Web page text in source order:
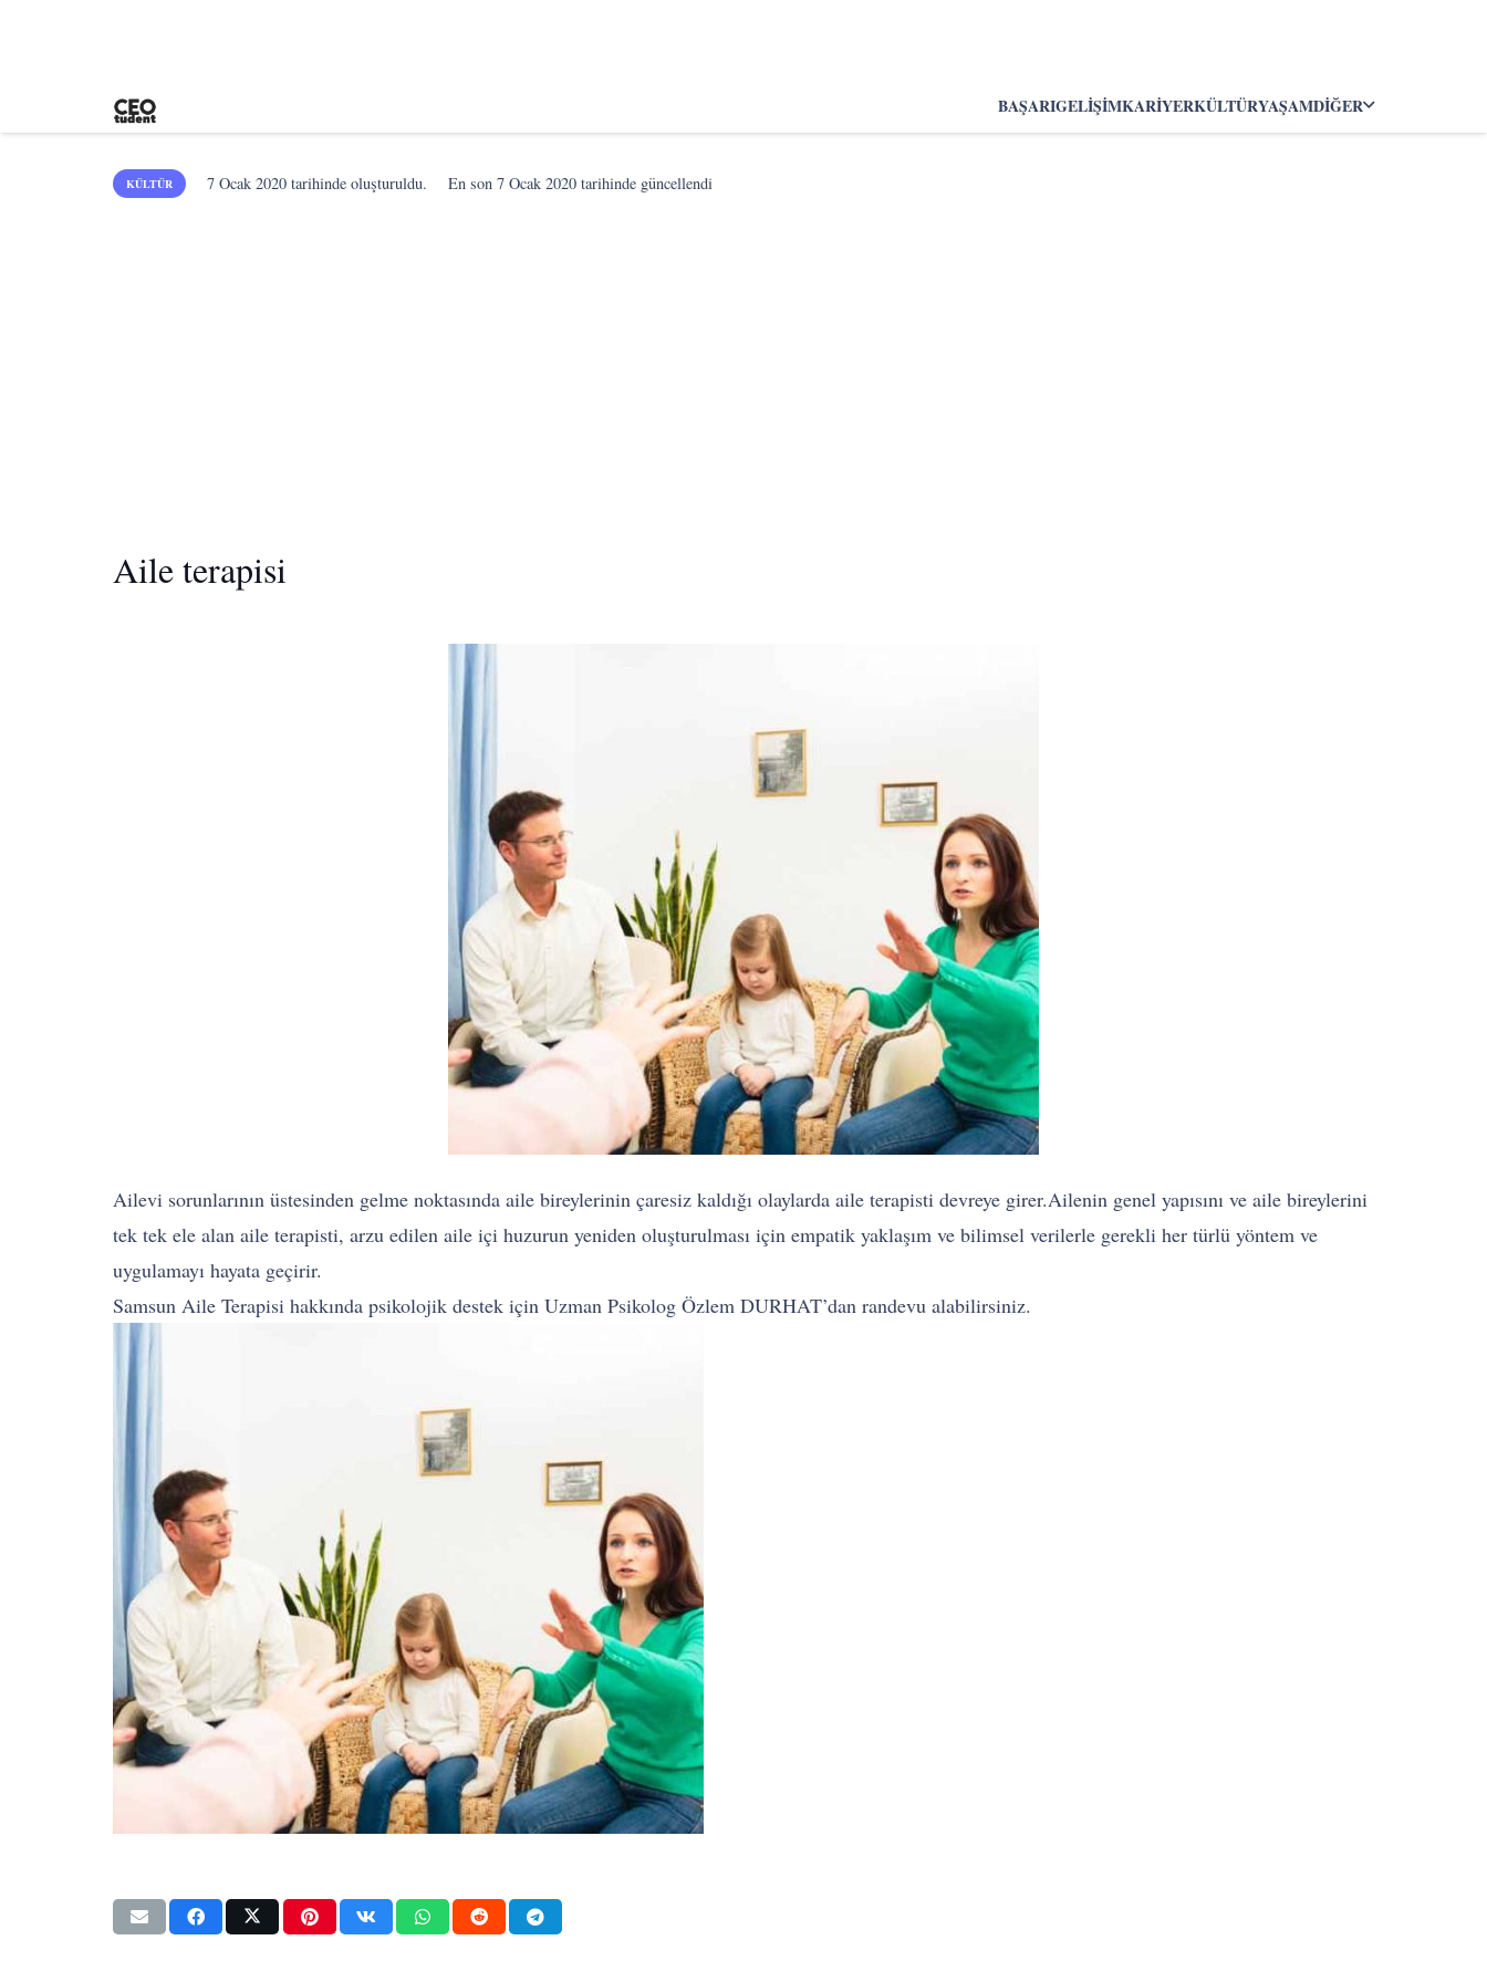
BAŞARIGELIŞIMKARIYERKÜLTÜRYAŞAMDIĞER
KÜLTÜR 7 Ocak 2020 tarihinde oluşturuldu. En son7 Ocak 2020 tarihinde güncellendi
Aile terapisi
Ailevi sorunlarının üstesinden gelme noktasında aile bireylerinin çaresiz kaldığı olaylarda aile terapisti devreye girer.Ailenin genel yapısını ve aile bireylerini
tek tek ele alan aile terapisti, arzu edilen aile içi huzurun yeniden oluşturulması için empatik yaklaşım ve bilimsel verilerle gerekli her türlü yöntem ve
uygulamayı hayata geçirir.
Samsun Aile Terapisi hakkında psikolojik destek için Uzman Psikolog Özlem DURHAT’dan randevu alabilirsiniz.